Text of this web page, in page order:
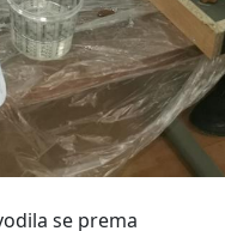
se prema